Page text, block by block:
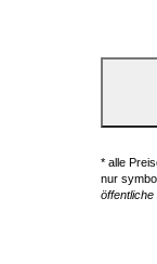
* alle
nur
öffentliche